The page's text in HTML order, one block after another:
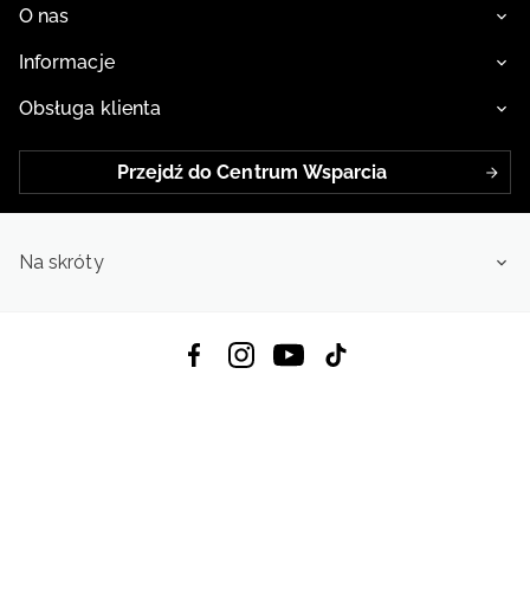
O nas
Informacje
Obsługa klienta
Przejdź do Centrum Wsparcia
Na skróty